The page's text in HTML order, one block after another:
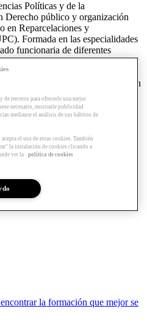
Políticas y de la
Derecho público y organización
en Reparcelaciones y
Formada en las especialidades
funcionaria de diferentes
urbanismo (ámbitos de
y desde hace 15 años trabaja en
proyectos de regeneración
al servicio de las
social y medio
la formación que mejor se
terceros para ofrecerle una mejor
necesario, mostrarle publicidad
mediante el análisis de sus hábitos de
el uso de estas cookies. También
la instalación de cookies clicando a
ver la política de cookies